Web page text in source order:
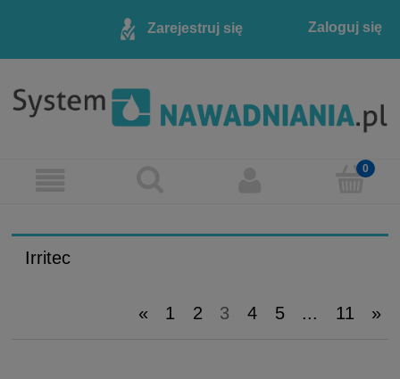
Zarejestruj się Zaloguj się
Irritec
« 1 2 3 4 5 ... 11 »